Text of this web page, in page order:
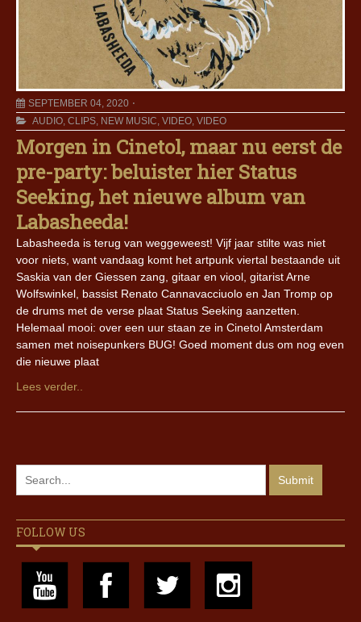
SEPTEMBER 04, 2020
AUDIO, CLIPS, NEW MUSIC, VIDEO, VIDEO
Morgen in Cinetol, maar nu eerst de
pre-party: beluister hier Status
Seeking, het nieuwe album van
Labasheeda!
Labasheeda is terug van weggeweest! Vijf jaar stilte was niet
voor niets, want vandaag komt het artpunk viertal bestaande uit
Saskia van der Giessen zang, gitaar en viool, gitarist Arne
Wolfswinkel, bassist Renato Cannavacciuolo en Jan Tromp op
de drums met de verse plaat Status Seeking aanzetten.
Helemaal mooi: over een uur staan ze in Cinetol Amsterdam
samen met noisepunkers BUG! Goed moment dus om nog even
die nieuwe plaat
Lees verder..
FOLLOW US